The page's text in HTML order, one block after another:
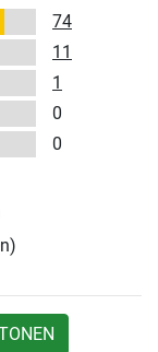
74
11
1
0
0